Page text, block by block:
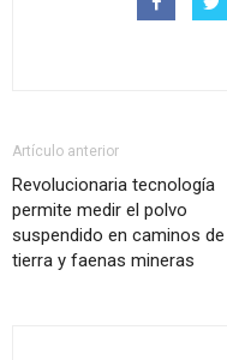
Artículo anterior
Revolucionaria tecnología
permite medir el polvo
suspendido en caminos de
tierra y faenas mineras